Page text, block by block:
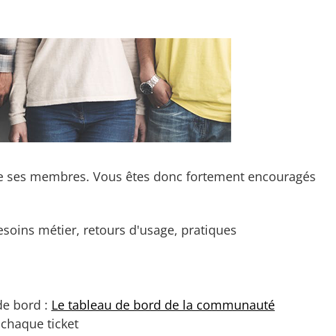
membres. Vous êtes donc fortement encouragés
métier, retours d'usage, pratiques
bord : Le tableau de bord de la communauté
ticket